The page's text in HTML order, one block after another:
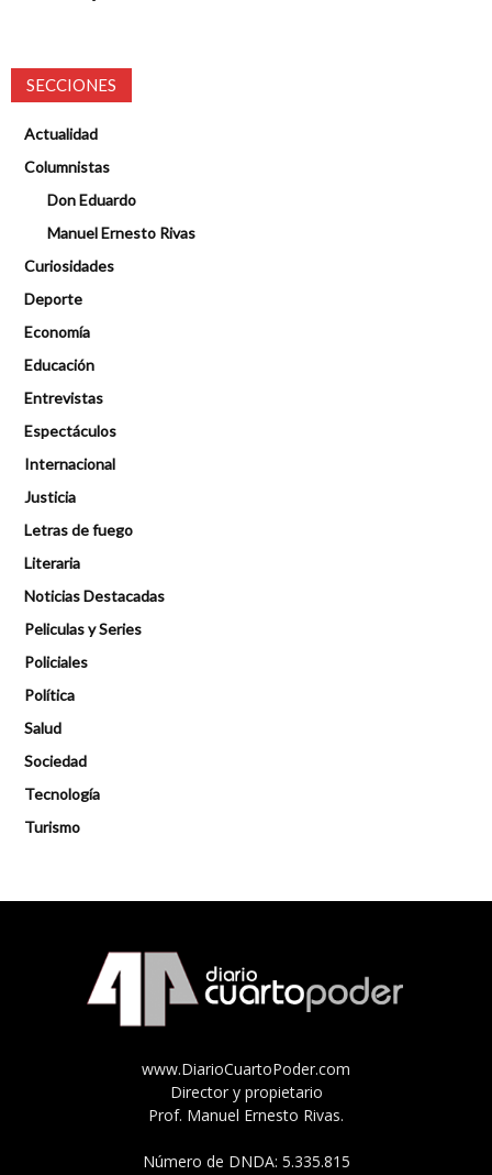
SECCIONES
Actualidad
Columnistas
Don Eduardo
Manuel Ernesto Rivas
Curiosidades
Deporte
Economía
Educación
Entrevistas
Espectáculos
Internacional
Justicia
Letras de fuego
Literaria
Noticias Destacadas
Peliculas y Series
Policiales
Política
Salud
Sociedad
Tecnología
Turismo
www.DiarioCuartoPoder.com
Director y propietario
Prof. Manuel Ernesto Rivas.
Número de DNDA: 5.335.815